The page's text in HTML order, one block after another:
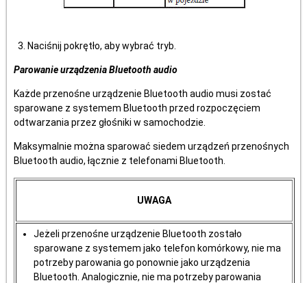
Naciśnij pokrętło, aby wybrać tryb.
Parowanie urządzenia Bluetooth audio
Każde przenośne urządzenie Bluetooth audio musi zostać
sparowane z systemem Bluetooth przed rozpoczęciem
odtwarzania przez głośniki w samochodzie.
Maksymalnie można sparować siedem urządzeń przenośnych
Bluetooth audio, łącznie z telefonami Bluetooth.
UWAGA
Jeżeli przenośne urządzenie Bluetooth zostało
sparowane z systemem jako telefon komórkowy, nie ma
potrzeby parowania go ponownie jako urządzenia
Bluetooth. Analogicznie, nie ma potrzeby parowania